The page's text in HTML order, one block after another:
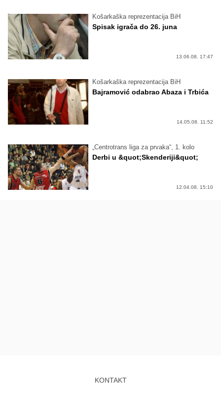
Košarkaška reprezentacija BiH
Spisak igrača do 26. juna
13.06.08. 17:47
Košarkaška reprezentacija BiH
Bajramović odabrao Abaza i Trbića
14.05.08. 11:52
„Centrotrans liga za prvaka“, 1. kolo
Derbi u &quot;Skenderiji&quot;
12.04.08. 15:10
KONTAKT